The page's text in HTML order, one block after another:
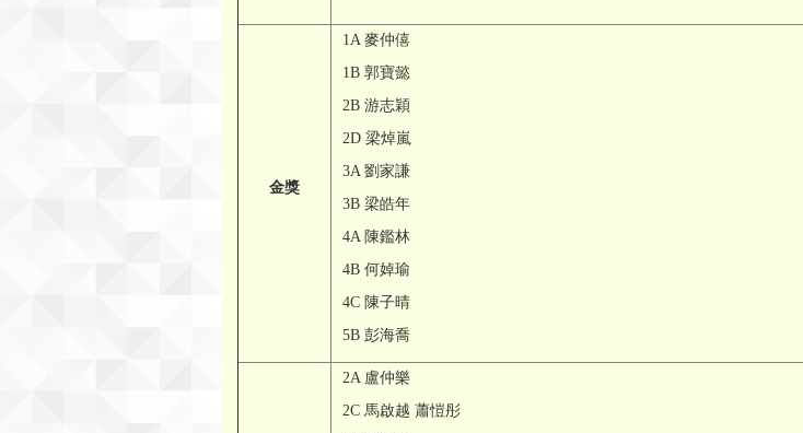
金獎
1A 麥仲僖
1B 郭寶懿
2B 游志穎
2D 梁焯嵐
3A 劉家謙
3B 梁皓年
4A 陳鑑林
4B 何婥瑜
4C 陳子晴
5B 彭海喬
2A 盧仲樂
2C 馬啟越 蕭愷彤